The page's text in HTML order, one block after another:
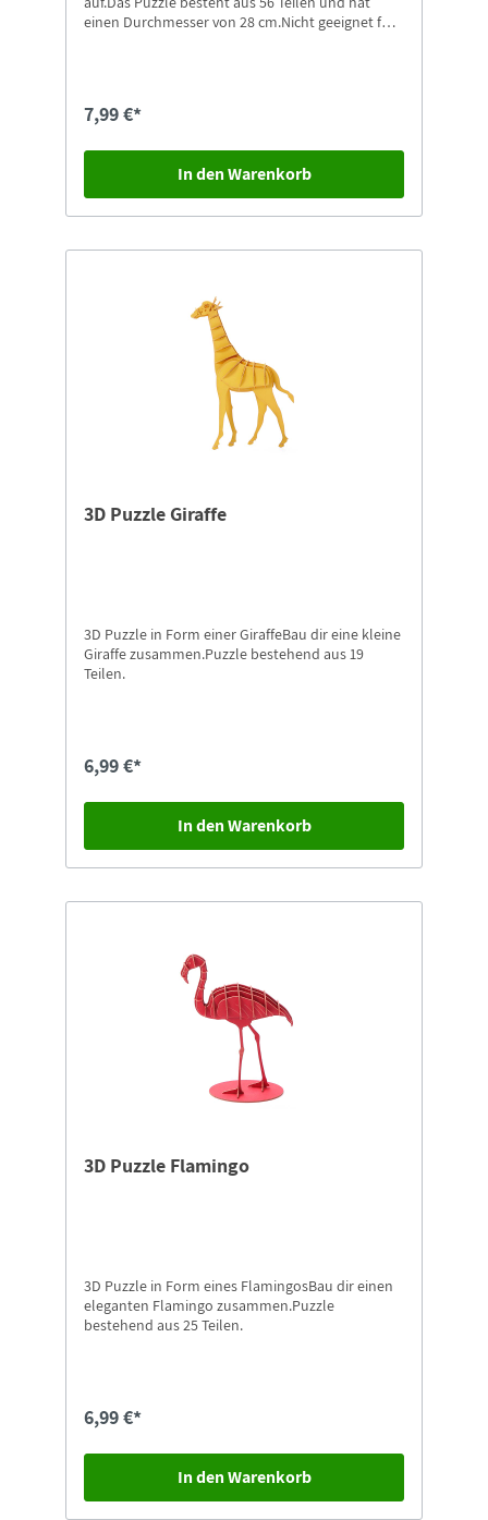
einen Durchmesser von 28 cm.Nicht geeignet für
7,99 €*
In den Warenkorb
3D Puzzle Giraffe
3D Puzzle in Form einer GiraffeBau dir eine kleine
Giraffe zusammen.Puzzle bestehend aus 19
Teilen.
6,99 €*
In den Warenkorb
3D Puzzle Flamingo
3D Puzzle in Form eines FlamingosBau dir einen
eleganten Flamingo zusammen.Puzzle
bestehend aus 25 Teilen.
6,99 €*
In den Warenkorb